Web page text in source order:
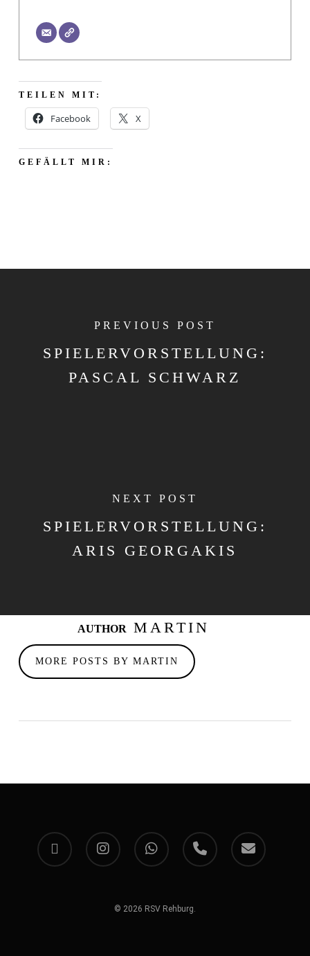
TEILEN MIT:
Facebook X
GEFÄLLT MIR:
PREVIOUS POST
SPIELERVORSTELLUNG:
PASCAL SCHWARZ
NEXT POST
SPIELERVORSTELLUNG:
ARIS GEORGAKIS
AUTHORMARTIN
MORE POSTS BY MARTIN
facebook instagram whatsapp phone email
© 2026 RSV Rehburg.